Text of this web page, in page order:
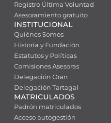
Registro Última Voluntad
Asesoramiento gratuito
INSTITUCIONAL
Quiénes Somos
Historia y Fundación
Estatutos y Políticas
Comisiones Asesoras
Delegación Oran
Delegación Tartagal
MATRICULADOS
Padrón matriculados
Acceso autogestión